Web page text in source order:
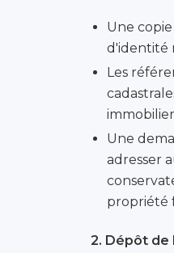
Une
d'identité
Les
immobilier
Une
adresser
propriété
2. Dépôt de